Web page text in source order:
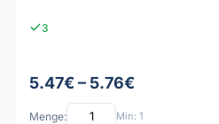
3
5.47€ – 5.76€
Menge: Min: 1